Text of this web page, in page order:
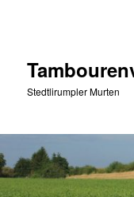
Stedtlirumpler Murten